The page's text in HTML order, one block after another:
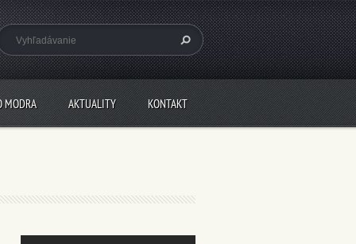
MODRA AKTUALITY KONTAKT